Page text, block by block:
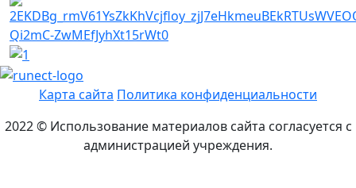
Карта сайта Политика конфиденциальности
2022 © Использование материалов сайта согласуется с
администрацией учреждения.